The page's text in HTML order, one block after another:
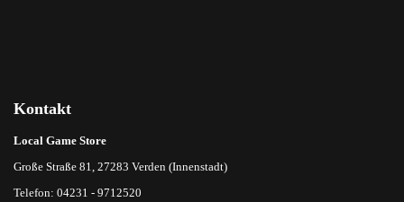
Kontakt
Local Game Store
Große Straße 81, 27283 Verden (Innenstadt)
Telefon: 04231 - 9712520